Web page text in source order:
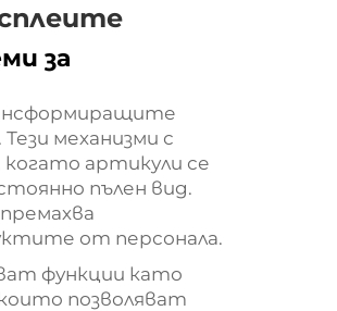
за
механизми с
артикули се
пълен вид.
от персонала.
функции като
позволяват